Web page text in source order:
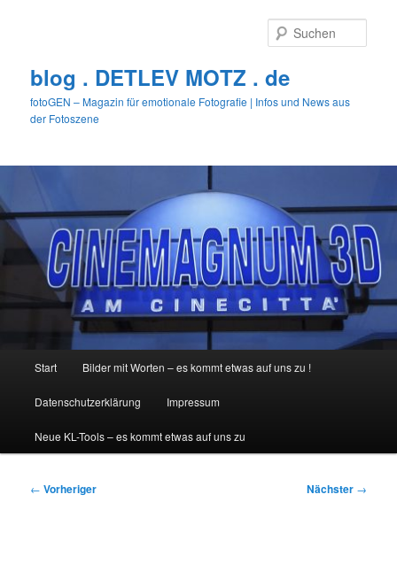
blog . DETLEV MOTZ . de
fotoGEN – Magazin für emotionale Fotografie | Infos und News aus
der Fotoszene
Start Bilder mit Worten – es kommt etwas auf uns zu !
Datenschutzerklärung Impressum
Neue KL-Tools – es kommt etwas auf uns zu
Beitragsnavigation
← Vorheriger Nächster →